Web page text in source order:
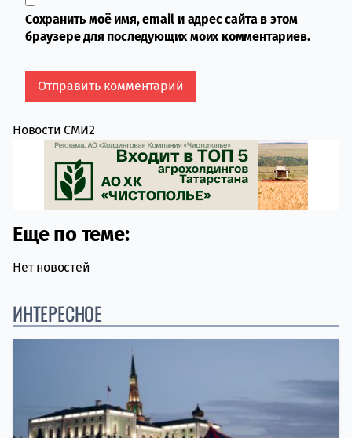
Сохранить моё имя, email и адрес сайта в этом
браузере для последующих моих комментариев.
Новости СМИ2
Еще по теме:
Нет новостей
ИНТЕРЕСНОЕ